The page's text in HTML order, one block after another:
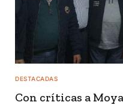
DESTACADAS
Con críticas a